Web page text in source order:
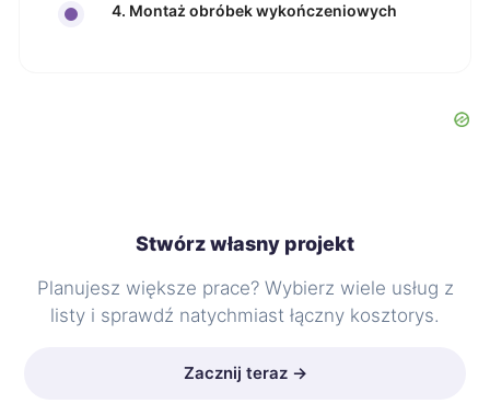
4. Montaż obróbek wykończeniowych
Stwórz własny projekt
Planujesz większe prace? Wybierz wiele usług z
listy i sprawdź natychmiast łączny kosztorys.
Zacznij teraz →